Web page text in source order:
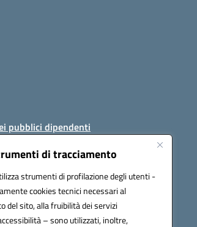
di tracciamento
strumenti di profilazione degli utenti -
cookies tecnici necessari al
del sito, alla fruibilità dei servizi
– sono utilizzati, inoltre,
pubblici dipendenti